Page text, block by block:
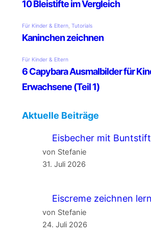
Aktuelle Beiträge
Eisbecher mit
von Stefanie
31. Juli 2026
Eiscreme zeichnen
von Stefanie
24. Juli 2026